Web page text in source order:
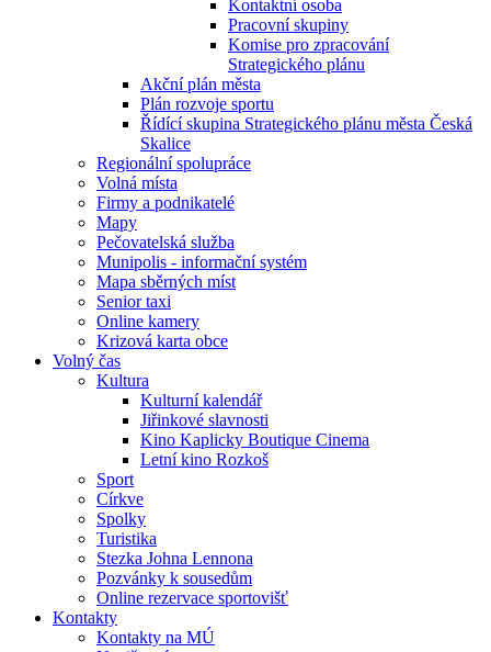
Kontaktní osoba
Pracovní skupiny
Komise pro zpracování
Strategického plánu
Akční plán města
Plán rozvoje sportu
Řídící skupina Strategického plánu města Česká
Skalice
Regionální spolupráce
Volná místa
Firmy a podnikatelé
Mapy
Pečovatelská služba
Munipolis - informační systém
Mapa sběrných míst
Senior taxi
Online kamery
Krizová karta obce
Volný čas
Kultura
Kulturní kalendář
Jiřinkové slavnosti
Kino Kaplicky Boutique Cinema
Letní kino Rozkoš
Sport
Církve
Spolky
Turistika
Stezka Johna Lennona
Pozvánky k sousedům
Online rezervace sportovišť
Kontakty
Kontakty na MÚ